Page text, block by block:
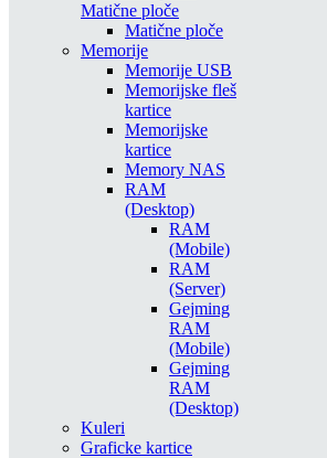
Matične ploče
Matične ploče
Memorije
Memorije USB
Memorijske fleš
kartice
Memorijske
kartice
Memory NAS
RAM
(Desktop)
RAM
(Mobile)
RAM
(Server)
Gejming
RAM
(Mobile)
Gejming
RAM
(Desktop)
Kuleri
Graficke kartice